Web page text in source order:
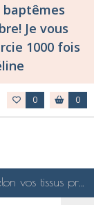
Je vous
1000 fois
0 0
Choisissez un modèle et personnalisez-le selon vos tissus préférés de mes collections en ligne, je le confectionnerai selon vos souhaits